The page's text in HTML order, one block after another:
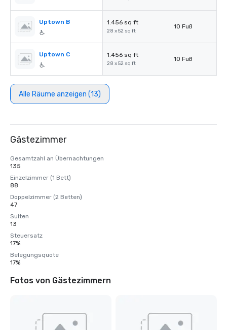
Uptown B 1.456 sq ft
28 x 52 sq ft
10 Fuß
Uptown C 1.456 sq ft
28 x 52 sq ft
10 Fuß
Alle Räume anzeigen (13)
Gästezimmer
Gesamtzahl an Übernachtungen
135
Einzelzimmer (1 Bett)
88
Doppelzimmer (2 Betten)
47
Suiten
13
Steuersatz
17%
Belegungsquote
17%
Fotos von Gästezimmern